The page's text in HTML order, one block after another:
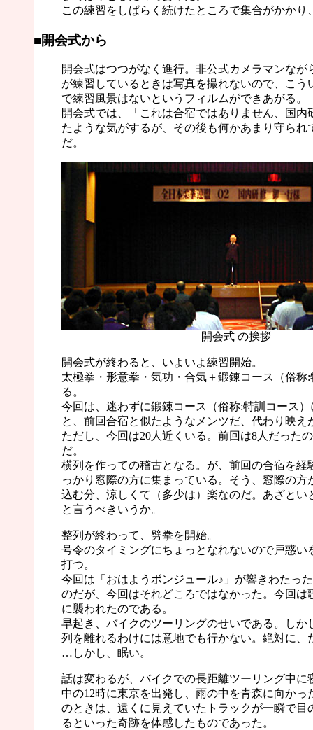
この練習をしばらく続けたところで集合がかかり
■開会式から
開会式はつつがなく進行。非公式カメラマンなが
が練習しているときは写真を撮れないので、こう
で練習風景はないというフィルムができあがる。
開会式では、「これは合宿ではありません、国内
たような気がするが、その後も何かあまり守られ
だ。
開会式 の挨拶
開会式が終わると、いよいよ練習開始。
太極拳・形意拳・気功・合気＋鍛錬コース（俗称
る。
今回は、迷わずに鍛錬コース（俗称:特訓コース
と、前回合宿と似たようなメンツだ、代わり映え
ただし、今回は20人近くいる。前回は8人だった
だ。
横列を作っての稽古となる。が、前回の合宿を経
っかり窓際の方に集まっている。そう、窓際の方
込む分、涼しくて（多少は）楽なのだ。あざとい
と言うべきいうか。
整列が終わって、劈拳を開始。
号令のタイミングにちょっとなれないので戸惑い
打つ。
今回は「おはようボンジュール♪」が響きわたっ
のだが、今回はそれどころではなかった。今回は
に襲われたのである。
早起き、バイクのツーリングのせいである。しか
列を離れるわけには意地でも行かない。絶対に、
…しかし、眠い。
話は変わるが、バイクでの長距離ツーリング中に
中の12時に東京を出発し、雨の中を青森に向かっ
のときは、遠くに見えていたトラックが一瞬で目
るといった奇跡を体感したものであった。